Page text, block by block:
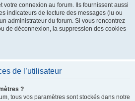
votre connexion au forum. Ils fournissent aussi
indicateurs de lecture des messages (lu ou
administrateur du forum. Si vous rencontrez
de déconnexion, la suppression des cookies
de l’utilisateur
?
tous vos paramètres sont stockés dans notre